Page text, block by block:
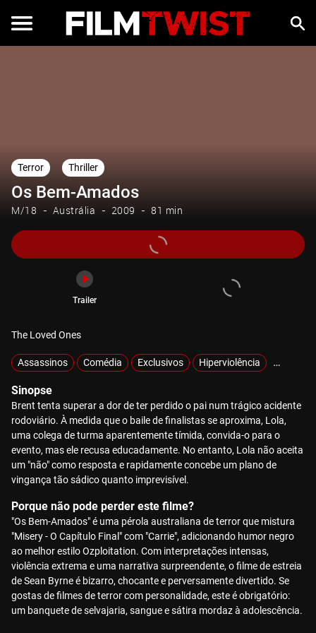
Terror Thriller
Os Bem-Amados
M/18 Austrália 2009 81 min
Trailer
The Loved Ones
Assassinos Comédia Exclusivos Hiperviolência MOTELX
Sinopse
Brent tenta superar a dor de ter perdido o pai num trágico acidente
rodoviário. À medida que o baile de finalistas se aproxima, Lola,
uma colega de turma aparentemente tímida, convida-o para o
evento, mas ele recusa educadamente. No entanto, Lola não aceita
um "não" como resposta e rapidamente concebe um plano de
vingança tão sádico quanto imprevisível.
Porque não pode perder este filme?
"Os Bem-Amados" é uma pérola australiana de terror que mistura
"Misery - O Capítulo Final" com "Carrie", adicionando humor negro
ao melhor estilo Ozploitation. Com interpretações intensas,
violência extrema e uma narrativa surpreendente, o filme de estreia
de Sean Byrne é bizarro, chocante e perversamente divertido. Se
gostas de filmes de terror com personalidade, este é obrigatório:
um banquete de selvajaria, sangue e sátira mordaz à adolescência.